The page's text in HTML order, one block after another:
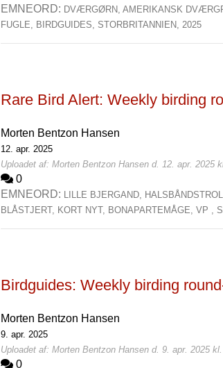
EMNEORD: DVÆRGØRN,AMERIKANSK
FUGLE, BIRDGUIDES, STORBRITANNIEN,2025
Rare Bird Alert: Weekly birding
Morten Bentzon Hansen
12. apr. 2025
Uploadet af: Morten Bentzon Hansen d. 12. apr. 2025
0
EMNEORD: LILLE BJERGAND,
BLÅSTJERT, KORT NYT, BONAPARTEMÅGE,VP ,
Birdguides: Weekly birding
Morten Bentzon Hansen
9. apr. 2025
Uploadet af: Morten Bentzon Hansen d. 9. apr. 2025
0